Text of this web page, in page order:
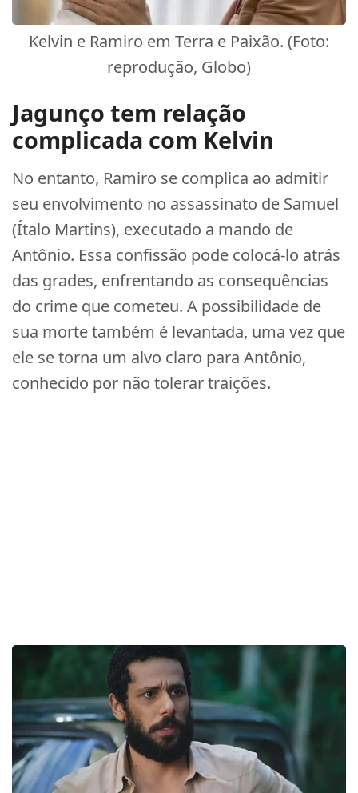
Kelvin e Ramiro em Terra e Paixão. (Foto:
reprodução, Globo)
Jagunço tem relação
complicada com Kelvin
No entanto, Ramiro se complica ao admitir
seu envolvimento no assassinato de Samuel
(Ítalo Martins), executado a mando de
Antônio. Essa confissão pode colocá-lo atrás
das grades, enfrentando as consequências
do crime que cometeu. A possibilidade de
sua morte também é levantada, uma vez que
ele se torna um alvo claro para Antônio,
conhecido por não tolerar traições.